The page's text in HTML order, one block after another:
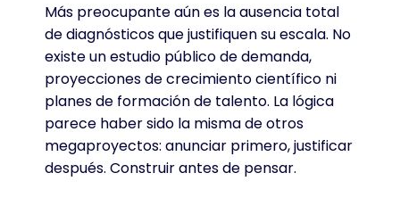
Más preocupante aún es la ausencia total
de diagnósticos que justifiquen su escala. No
existe un estudio público de demanda,
proyecciones de crecimiento científico ni
planes de formación de talento. La lógica
parece haber sido la misma de otros
megaproyectos: anunciar primero, justificar
después. Construir antes de pensar.